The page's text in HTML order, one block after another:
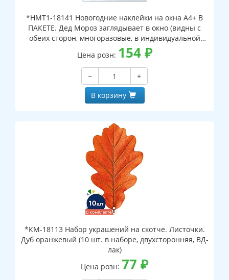
*НМТ1-18141 Новогодние наклейки на окна А4+ В
ПАКЕТЕ. Дед Мороз заглядывает в окно (видны с
обеих сторон, многоразовые, в индивидуальной
упаковке, с европодвесом и клеевым клапаном)
Цена розн: 154₽
−
+
В корзину
*КМ-18113 Набор украшений на скотче. Листочки.
Дуб оранжевый (10 шт. в наборе, двухсторонняя, ВД-
лак)
Цена розн: 77 ₽